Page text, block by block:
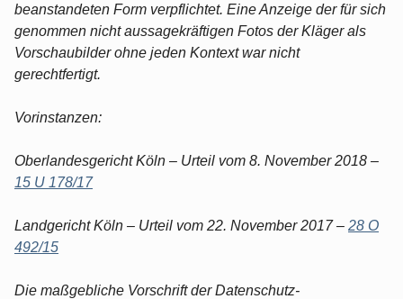
beanstandeten Form verpflichtet. Eine Anzeige der für sich
genommen nicht aussagekräftigen Fotos der Kläger als
Vorschaubilder ohne jeden Kontext war nicht
gerechtfertigt.
Vorinstanzen:
Oberlandesgericht Köln – Urteil vom 8. November 2018 –
15 U 178/17
Landgericht Köln – Urteil vom 22. November 2017 – 28 O
492/15
Die maßgebliche Vorschrift der Datenschutz-